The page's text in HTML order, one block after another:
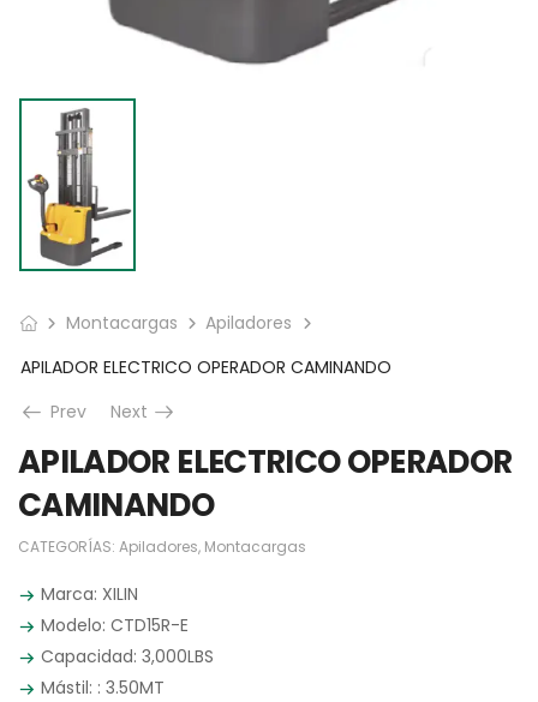
Montacargas
Apiladores
APILADOR ELECTRICO OPERADOR CAMINANDO
Prev
Next
APILADOR ELECTRICO OPERADOR
CAMINANDO
CATEGORÍAS: Apiladores, Montacargas
Marca: XILIN
Modelo: CTD15R-E
Capacidad: 3,000LBS
Mástil: : 3.50MT